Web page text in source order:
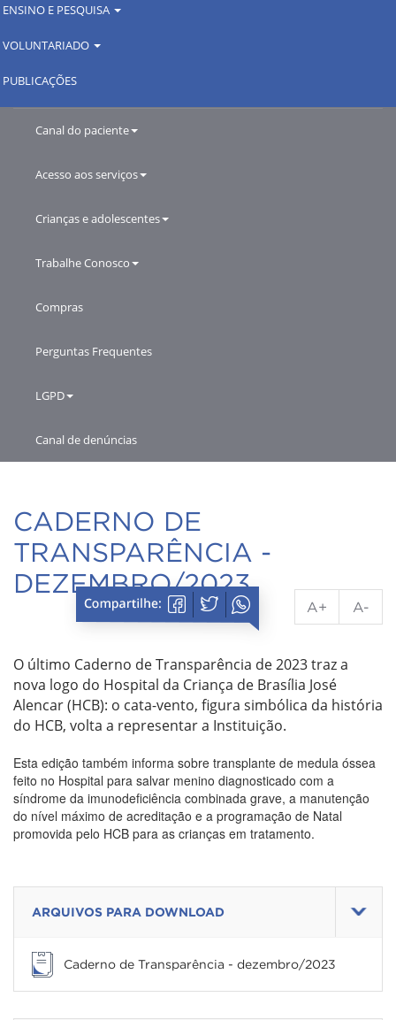
ENSINO E PESQUISA
VOLUNTARIADO
PUBLICAÇÕES
Canal do paciente
Acesso aos serviços
Crianças e adolescentes
Trabalhe Conosco
Compras
Perguntas Frequentes
LGPD
Canal de denúncias
CADERNO DE
TRANSPARÊNCIA -
DEZEMBRO/2023
A+ A-
O último Caderno de Transparência de 2023 traz a
nova logo do Hospital da Criança de Brasília José
Alencar (HCB): o cata-vento, figura simbólica da história
do HCB, volta a representar a Instituição.
Esta edição também informa sobre transplante de medula óssea
feito no Hospital para salvar menino diagnosticado com a
síndrome da imunodeficiência combinada grave, a manutenção
do nível máximo de acreditação e a programação de Natal
promovida pelo HCB para as crianças em tratamento.
ARQUIVOS PARA DOWNLOAD
Caderno de Transparência - dezembro/2023